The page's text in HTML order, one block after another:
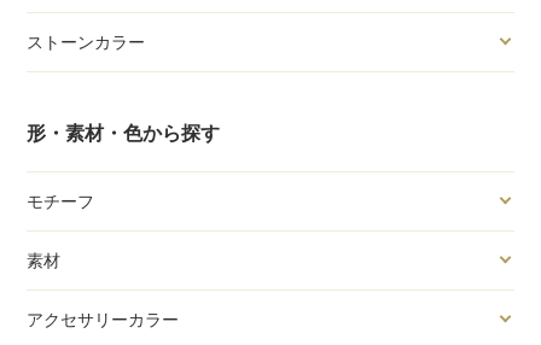
ストーンカラー
形・素材・色から探す
モチーフ
素材
アクセサリーカラー